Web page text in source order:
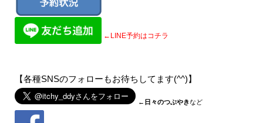
←LINE予約はコチラ
【各種SNSのフォローもお待ちしてます(^^)】
← 日々のつぶやきなど